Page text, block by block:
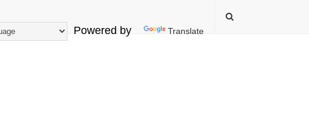
Powered by Translate